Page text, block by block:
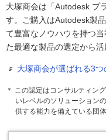
大塚商会は「Autodesk プ
す。ご購入はAutodesk製
て豊富なノウハウを持つ
た最適な製品の選定から活
大塚商会が選ばれる3つ
＊ この認定はコンサルティン
いレベルのソリューション
供する能力を備えている団